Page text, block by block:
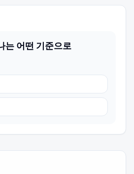
는 어떤 기준으로